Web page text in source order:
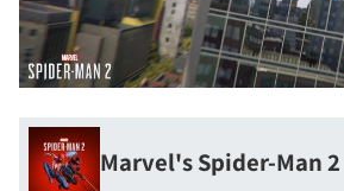
Marvel's Spider-Man 2